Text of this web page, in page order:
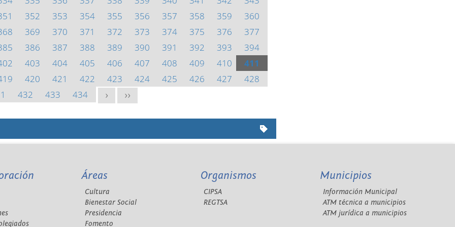
352 353 354 355 356 357 358 359
360
369 370 371 372 373 374 375 376
377
386 387 388 389 390 391 392 393
394
403 404 405 406 407 408 409 410
411
420 421 422 423 424 425 426 427
428
432 433 434 > >>
Áreas
Cultura
Bienestar Social
Presidencia
Fomento
Organismos
CIPSA
REGTSA
Municipios
Información Municipal
ATM técnica a municipios
ATM jurídica a municipios